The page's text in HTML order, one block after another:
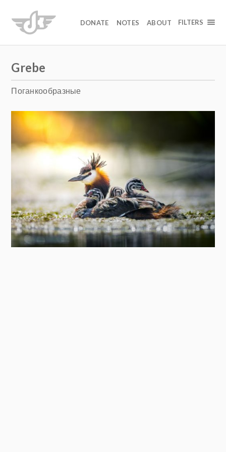
ABOUT
NOTES
DONATE FILTERS
Grebe
Поганкообразные